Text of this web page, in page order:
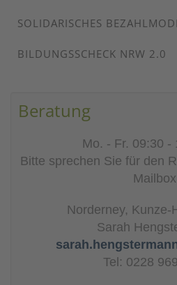
SOLIDARISCHES
BILDUNGSSCHECK NRW 2.0
Beratung
Mo. - Fr. 09:30 -
Bitte sprechen Sie für den
Norderney, Kunze-
Sarah
Tel: 0228